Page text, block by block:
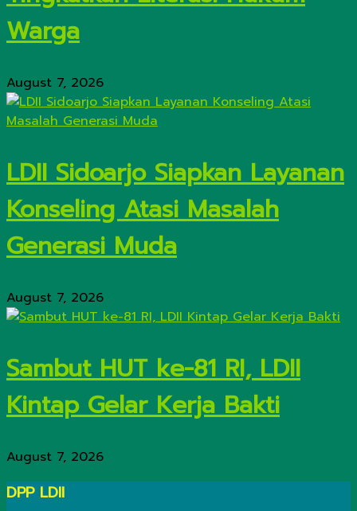
Warga
August 7, 2026
LDII Sidoarjo Siapkan Layanan
Konseling Atasi Masalah
Generasi Muda
August 7, 2026
Sambut HUT ke-81 RI, LDII
Kintap Gelar Kerja Bakti
August 7, 2026
DPP LDII